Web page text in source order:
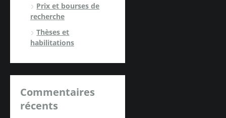
Prix et bourses de
recherche
Thèses et
habilitations
Commentaires
récents